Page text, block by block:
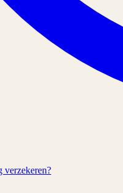
verzekeren?